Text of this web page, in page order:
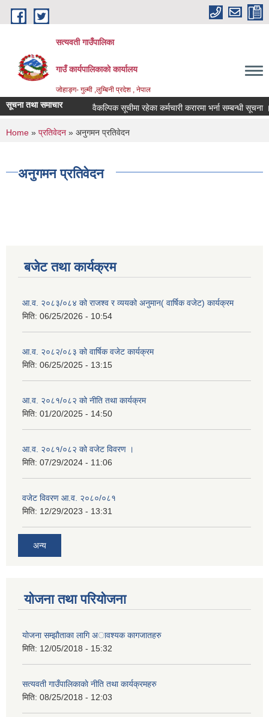
Skip to main content
सत्यवती गाउँपालिका
गाउँ कार्यपालिकाकाे कार्यालय
जाेहाङ्ग- गुल्मी ,लुम्बिनी प्रदेश , नेपाल
सूचना तथा समाचार वैकल्पिक सूचीमा रहेका कर्मचारी करारमा भर्ना सम्बन्धी सूचना ।
You are here
Home » प्रतिवेदन » अनुगमन प्रतिवेदन
अनुगमन प्रतिवेदन
बजेट तथा कार्यक्रम
आ.व. २०८३/०८४ को राजश्व र व्ययको अनुमान( वार्षिक वजेट) कार्यक्रम
मिति: 06/25/2026 - 10:54
आ.व. २०८२/०८३ को वार्षिक वजेट कार्यक्रम
मिति: 06/25/2025 - 13:15
आ.व. २०८१/०८२ को नीति तथा कार्यक्रम
मिति: 01/20/2025 - 14:50
आ.व. २०८१/०८२ को वजेट विवरण ।
मिति: 07/29/2024 - 11:06
वजेट विवरण आ.व. २०८०/०८१
मिति: 12/29/2023 - 13:31
अन्य
योजना तथा परियोजना
याेजना सम्झाैताका लागि अावश्यक कागजातहरु
मिति: 12/05/2018 - 15:32
सत्यवती गाउँपालिकाकाे नीति तथा कार्यक्रमहरु
मिति: 08/25/2018 - 12:03